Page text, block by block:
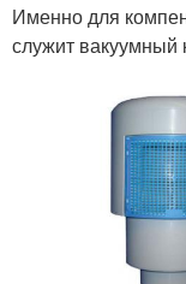
Именно для
служит вакуумный